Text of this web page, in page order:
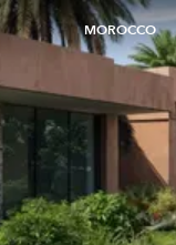
MOROCCO